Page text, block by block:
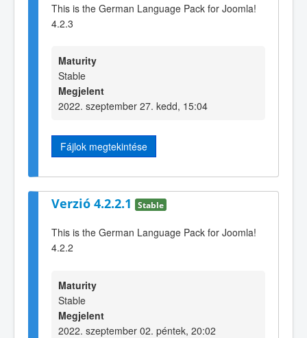
This is the German Language Pack for Joomla!
4.2.3
Maturity
Stable
Megjelent
2022. szeptember 27. kedd, 15:04
Fájlok megtekintése
Verzió 4.2.2.1 Stable
This is the German Language Pack for Joomla!
4.2.2
Maturity
Stable
Megjelent
2022. szeptember 02. péntek, 20:02